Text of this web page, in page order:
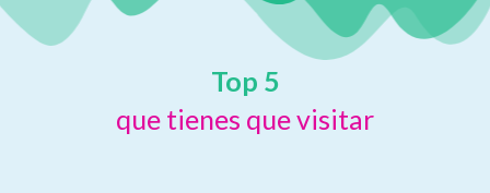
Top 5
que tienes que visitar